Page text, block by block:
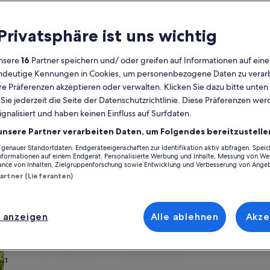
Derzeit
die
Monate
August
2026
und
September
angezeigt.
MoMontag
DiDienstag
MiMittwoch
DoDonnerstag
Fr Freitag
SaSamstag
SoSonntag
3 4 5 6 7 8 9
10 11 12
23
30
31
MoMontag
Di
7 8 9
21 22
28 29
inspirieren und finde genau das, was dir vorschwebt. Ganz
Ausstattung, die du für einen gelungenen Urlaub mit deinen
Optionen suchst, steht dir ein vielfältiges Angebot zur
deinem Geschmack
oder Apartments
ist uns wichtig
16 Partner speichern und/ oder greifen auf Informationen auf
Kennungen in Cookies, um personenbezogene Daten zu
Präferenzen akzeptieren oder verwalten. Klicken Sie dazu bitte
jederzeit die Seite der Datenschutzrichtlinie. Diese Präferenzen
und haben keinen Einfluss auf Surfdaten.
Partner verarbeiten Daten, um Folgendes
Standortdaten. Endgeräteeigenschaften zur Identifikation aktiv abfragen.
auf einem Endgerät. Personalisierte Werbung und Inhalte, Messung von
von Inhalten, Zielgruppenforschung sowie Entwicklung und Verbesserung von
(Lieferanten)
Alle ablehnen